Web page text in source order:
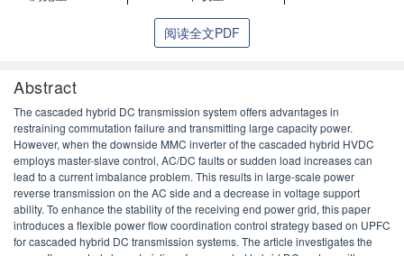
阅读全文PDF
Abstract
The cascaded hybrid DC transmission system offers advantages in
restraining commutation failure and transmitting large capacity power.
However, when the downside MMC inverter of the cascaded hybrid HVDC
employs master-slave control, AC/DC faults or sudden load increases can
lead to a current imbalance problem. This results in large-scale power
reverse transmission on the AC side and a decrease in voltage support
ability. To enhance the stability of the receiving end power grid, this paper
introduces a flexible power flow coordination control strategy based on UPFC
for cascaded hybrid DC transmission systems. The article investigates the